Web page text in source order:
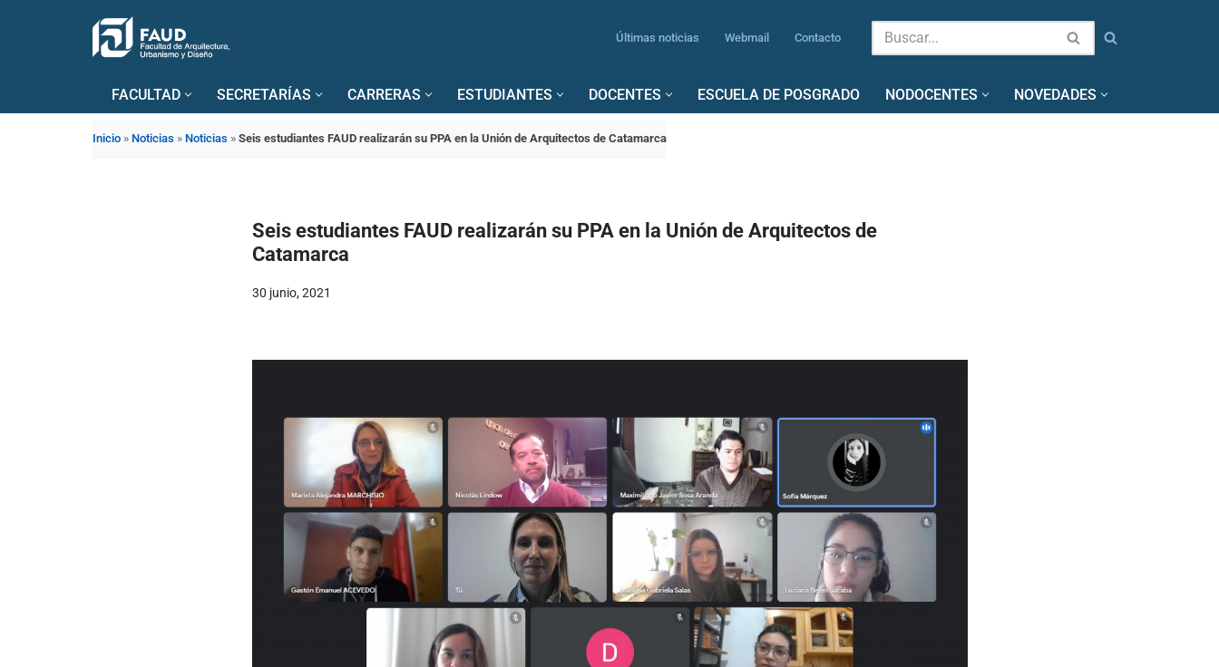
Últimas noticias Webmail Contacto
FACULTAD SECRETARÍAS CARRERAS ESTUDIANTES DOCENTES ESCUELA DE POSGRADO NODOCENTES NOVEDADES
Inicio » Noticias » Noticias » Seis estudiantes FAUD realizarán su PPA en la Unión de Arquitectos de Catamarca
Seis estudiantes FAUD realizarán su PPA en la Unión de Arquitectos de
Catamarca
30 junio, 2021